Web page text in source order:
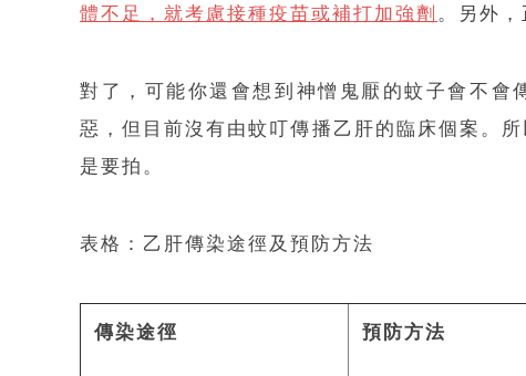
體不足，就考慮接種疫苗或補打加強劑 。另外，
對了，可能你還會想到神憎鬼厭的蚊子會不
惡，但目前沒有由蚊叮傳播乙肝的臨床個案。
是要拍。
表格：乙肝傳染途徑及預防方法
傳染途徑 預防方法